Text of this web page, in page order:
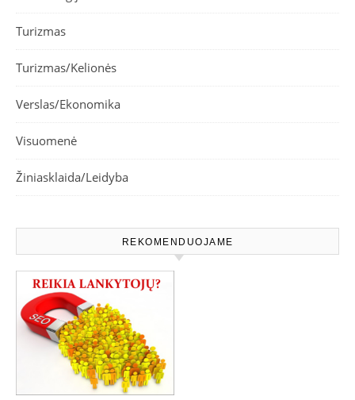
Turizmas
Turizmas/Kelionės
Verslas/Ekonomika
Visuomenė
Žiniasklaida/Leidyba
REKOMENDUOJAME